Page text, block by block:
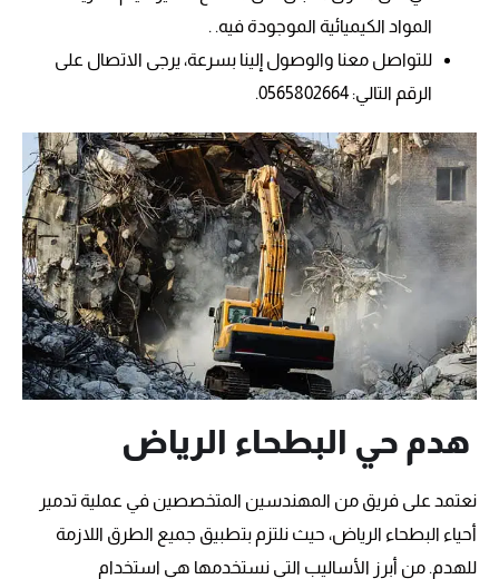
المواد الكيميائية الموجودة فيه. .
للتواصل معنا والوصول إلينا بسرعة، يرجى الاتصال على
الرقم التالي: 0565802664.
هدم حي البطحاء الرياض
نعتمد على فريق من المهندسين المتخصصين في عملية تدمير
أحياء البطحاء الرياض، حيث نلتزم بتطبيق جميع الطرق اللازمة
للهدم. من أبرز الأساليب التي نستخدمها هي استخدام